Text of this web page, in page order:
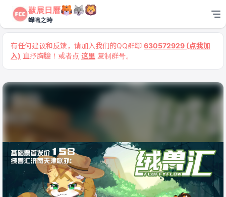
獸展日曆
蟬鳴之時
有任何建议和反馈，请加入我们的QQ群聊 630572929 (点我加
入) 直抒胸臆！或者点 这里 复制群号。